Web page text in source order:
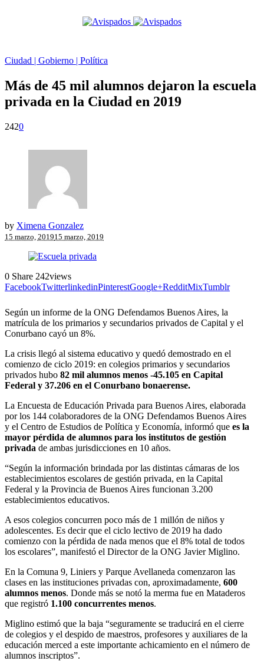
Ciudad | Gobierno | Política
Más de 45 mil alumnos dejaron la escuela
privada en la Ciudad en 2019
2420
by Ximena Gonzalez
15 marzo, 201915 marzo, 2019
0 Share 242views
FacebookTwitterlinkedinPinterestGoogle+RedditMixTumblr
Según un informe de la ONG Defendamos Buenos Aires, la
matrícula de los primarios y secundarios privados de Capital y el
Conurbano cayó un 8%.
La crisis llegó al sistema educativo y quedó demostrado en el
comienzo de ciclo 2019: en colegios primarios y secundarios
privados hubo 82 mil alumnos menos -45.105 en Capital
Federal y 37.206 en el Conurbano bonaerense.
La Encuesta de Educación Privada para Buenos Aires, elaborada
por los 144 colaboradores de la ONG Defendamos Buenos Aires
y el Centro de Estudios de Política y Economía, informó que es la
mayor pérdida de alumnos para los institutos de gestión
privada de ambas jurisdicciones en 10 años.
“Según la información brindada por las distintas cámaras de los
establecimientos escolares de gestión privada, en la Capital
Federal y la Provincia de Buenos Aires funcionan 3.200
establecimientos educativos.
A esos colegios concurren poco más de 1 millón de niños y
adolescentes. Es decir que el ciclo lectivo de 2019 ha dado
comienzo con la pérdida de nada menos que el 8% total de todos
los escolares”, manifestó el Director de la ONG Javier Miglino.
En la Comuna 9, Liniers y Parque Avellaneda comenzaron las
clases en las instituciones privadas con, aproximadamente, 600
alumnos menos. Donde más se notó la merma fue en Mataderos
que registró 1.100 concurrentes menos.
Miglino estimó que la baja “seguramente se traducirá en el cierre
de colegios y el despido de maestros, profesores y auxiliares de la
educación merced a este importante achicamiento en el número de
alumnos inscriptos”.